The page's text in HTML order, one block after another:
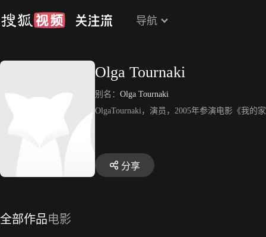
导航
Olga Tournaki
别名： Olga Tournaki
OlgaTournaki，演员，2005年参演电影《我的
分享
全部作品电影